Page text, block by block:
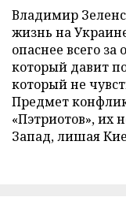
Владимир
жизнь на
опаснее всего
который давит
который не
Предмет
«Пэтриотов», их
Запад, лишая